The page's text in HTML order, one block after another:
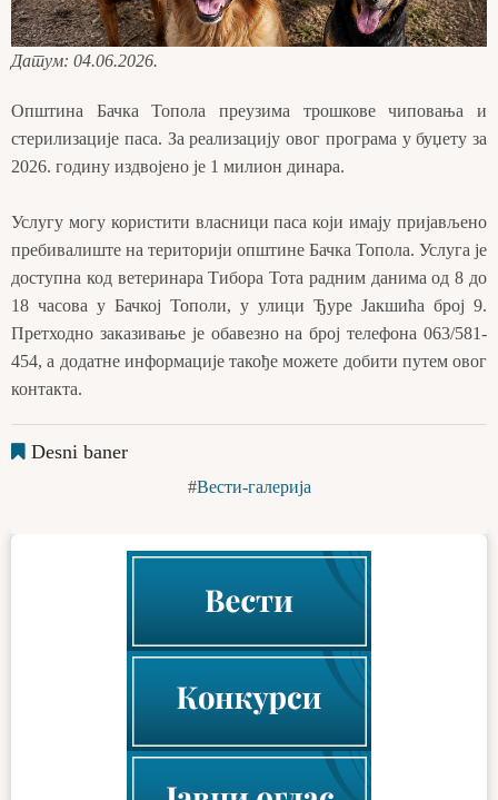
Датум: 04.06.2026.
Општина Бачка Топола преузима трошкове чиповања и
стерилизације паса. За реализацију овог програма у буџету за
2026. годину издвојено је 1 милион динара.
Услугу могу користити власници паса који имају пријављено
пребивалиште на територији општине Бачка Топола. Услуга је
доступна код ветеринара Тибора Тота радним данима од 8 до
18 часова у Бачкој Тополи, у улици Ђуре Јакшића број 9.
Претходно заказивање је обавезно на број телефона 063/581-
454, а додатне информације такође можете добити путем овог
контакта.
Desni baner
Вести-галерија